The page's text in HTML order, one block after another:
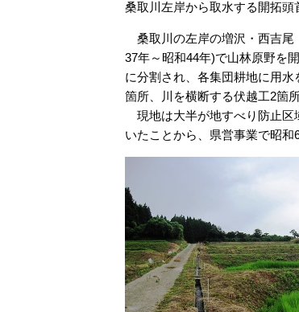
桑取川左岸から取水する開拓頭
桑取川の左岸の増沢・西吉尾
37年～昭和44年)で山林原野を
に分割され、各集団耕地に用
箇所、川を横断する伏越工2箇
現地は大半が地すべり防止区
いたことから、県営事業で昭和